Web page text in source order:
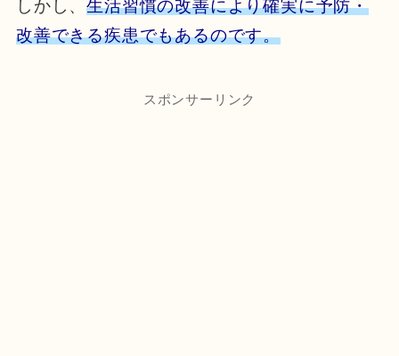
しかし、生活習慣の改善により確実に予防・
改善できる疾患でもあるのです。
スポンサーリンク